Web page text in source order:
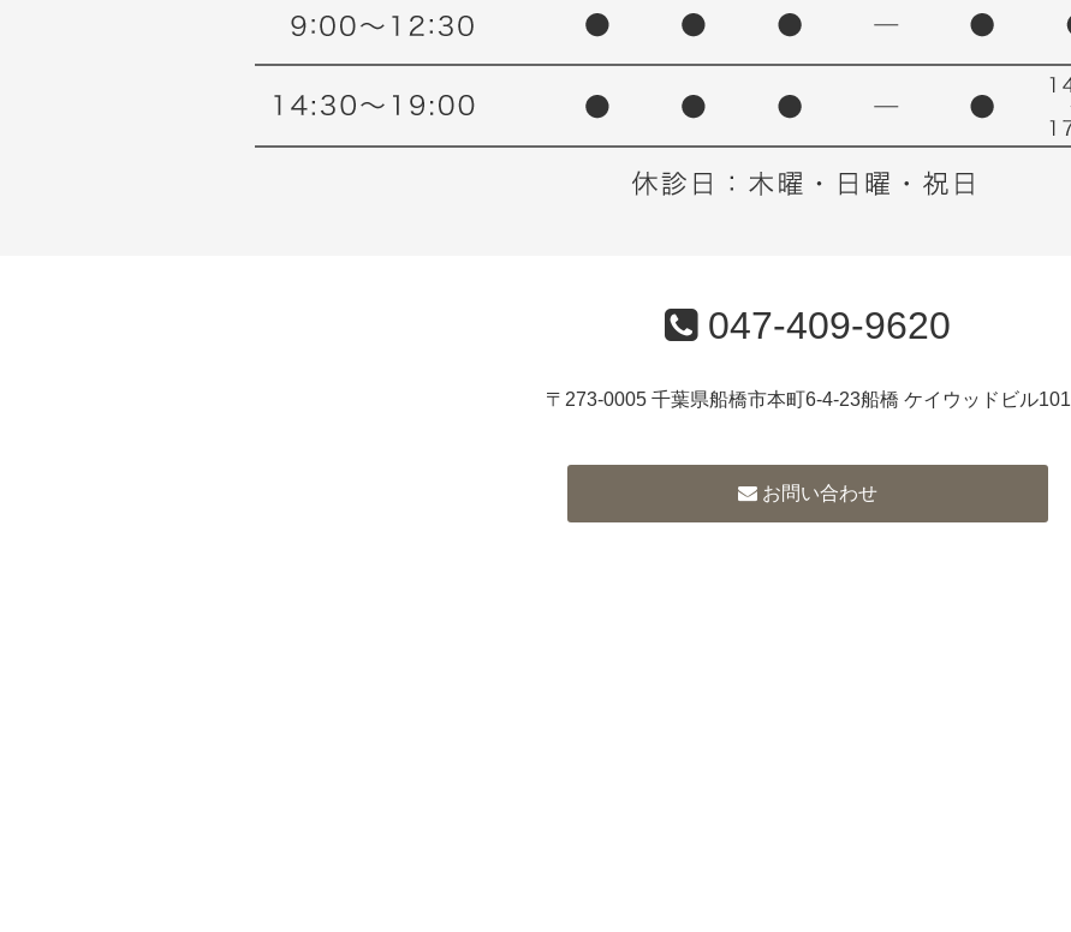
047-409-9620
〒273-0005 千葉県船橋市本町6-4-23船橋 ケイウッドビル101
お問い合わせ